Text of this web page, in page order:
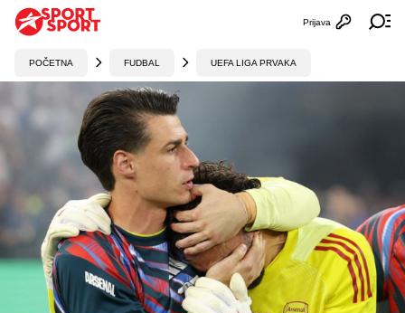
Otvori
Prijava
POČETNA FUDBAL UEFA LIGA PRVAKA